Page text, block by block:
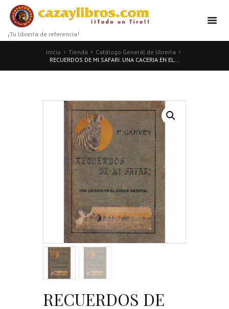
¡Tu librería de referencia!
Inicio Tienda
Catálogo General de librería
RECUERDOS DE MI SAFARI. UNA CACERIA EN EL...
RECUERDOS DE